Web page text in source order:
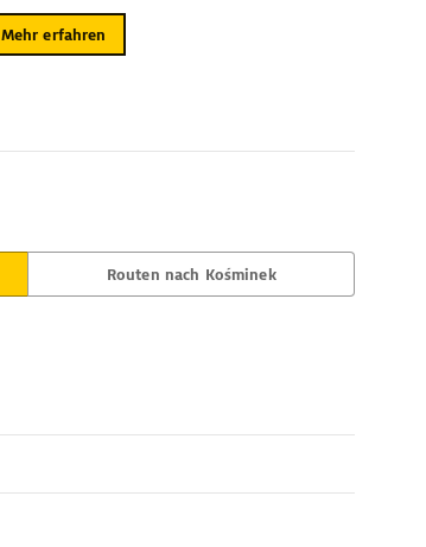
Mehr erfahren
Routen nach Kośminek